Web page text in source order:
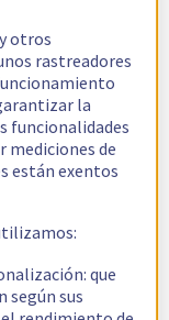
otros
rastreadores
la
funcionalidades
mediciones de
están exentos
que
según sus